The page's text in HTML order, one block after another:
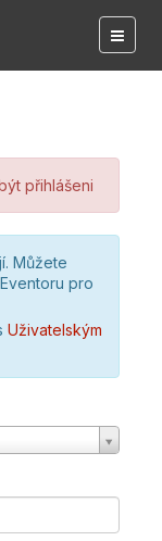
přihlášeni
Můžete
pro
Uživatelským